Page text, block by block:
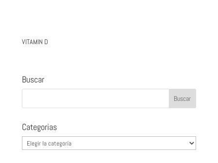
VITAMIN D
Buscar
Categorias
Categorias